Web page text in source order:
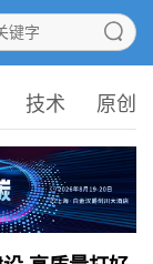
技术 原创